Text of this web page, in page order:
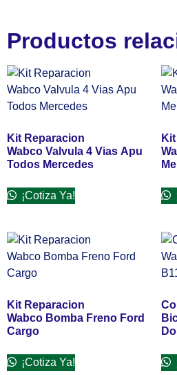
Productos
Kit Reparacion
Wabco Valvula 4 Vias Apu
Todos Mercedes
¡Cotiza Ya!
Kit Reparacion
Wabco Bomba Freno Ford
Cargo
¡Cotiza Ya!